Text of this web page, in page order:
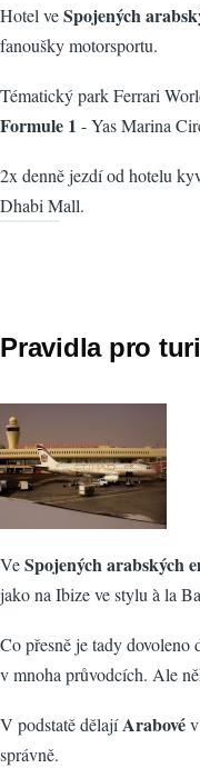
Hotel veSpojených
fanoušky motorsportu.
Tématický park Ferrari
Formule 1 - Yas Marina
2x denně jezdí od hotelu
Dhabi Mall.
Pravidla pro
VeSpojených arabských
jako na Ibize ve stylu à la
Co přesně je tady dovoleno
v mnoha průvodcích. Ale
V podstatě dělajíArabové
správně.